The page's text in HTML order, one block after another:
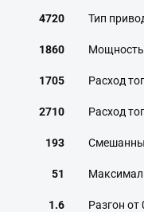
4720
1860
1705
2710
193
51
1.6
Тип
Расход
Расход
Разгон от